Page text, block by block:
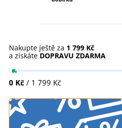
Nakupte ještě za 1 799 Kč
a získáte DOPRAVU ZDARMA
0 Kč / 1 799 Kč